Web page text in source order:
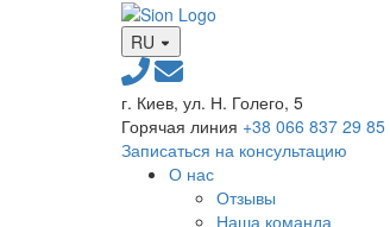
RU
г. Киев, ул. Н. Голего, 5
Горячая линия +38 066 837 29 85
Записаться на консультацию
О нас
Отзывы
Наша команда